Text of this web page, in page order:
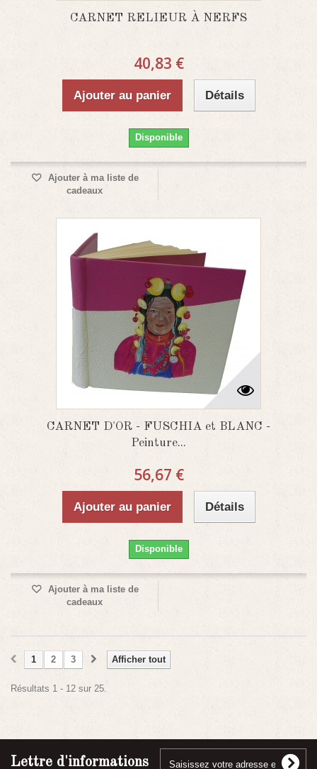
CARNET RELIEUR À NERFS
40,83 €
Ajouter au panier Détails
Disponible
Ajouter à ma liste de
cadeaux
CARNET D'OR - FUSCHIA et BLANC -
Peinture...
56,67 €
Ajouter au panier Détails
Disponible
Ajouter à ma liste de
cadeaux
Afficher tout
1 2 3
Résultats 1 - 12 sur 25.
Lettre d'informations